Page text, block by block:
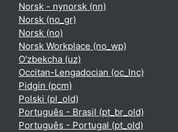
Norsk - nynorsk ‎(nn)‎
Norsk ‎(no_gr)‎
Norsk ‎(no)‎
Norsk Workplace ‎(no_wp)‎
O'zbekcha ‎(uz)‎
Occitan-Lengadocian ‎(oc_lnc)‎
Pidgin ‎(pcm)‎
Polski ‎(pl_old)‎
Português - Brasil ‎(pt_br_old)‎
Português - Portugal ‎(pt_old)‎